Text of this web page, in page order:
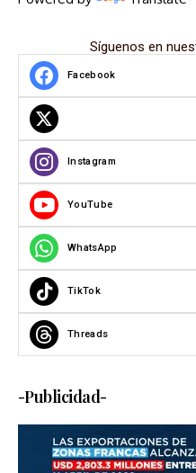
Síguenos en
Facebook
Instagram
YouTube
WhatsApp
TikTok
Threads
-Publicidad-